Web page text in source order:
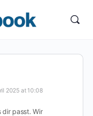
2025 at 10:08
dir passt. Wir